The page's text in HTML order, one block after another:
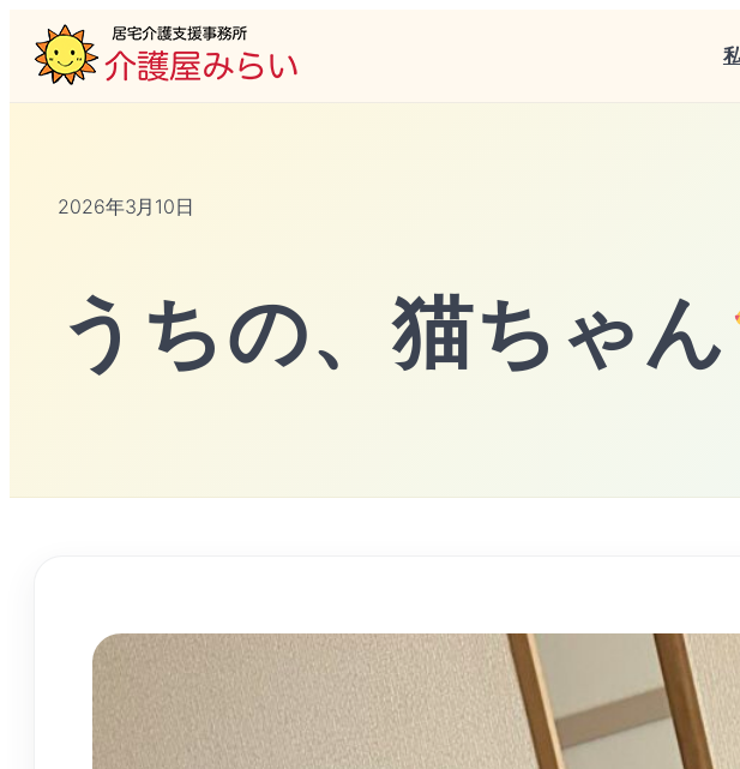
2026年3月10日
うちの、猫ちゃん